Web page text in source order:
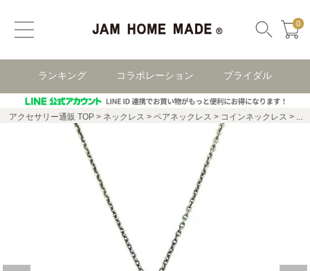
0
ランキング コラボレーション ブライダル
アクセサリー通販 TOP ネックレス ペアネックレス コインネックレス ヴ